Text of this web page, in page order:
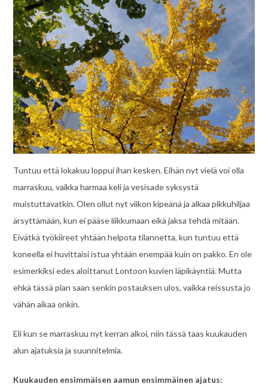
Tuntuu että lokakuu loppui ihan kesken. Eihän nyt vielä voi olla
marraskuu, vaikka harmaa keli ja vesisade syksystä
muistuttavatkin. Olen ollut nyt viikon kipeänä ja alkaa pikkuhiljaa
ärsyttämään, kun ei pääse liikkumaan eikä jaksa tehdä mitään.
Eivätkä työkiireet yhtään helpota tilannetta, kun tuntuu että
koneella ei huvittaisi istua yhtään enempää kuin on pakko. En ole
esimerkiksi edes aloittanut Lontoon kuvien läpikäyntiä. Mutta
ehkä tässä pian saan senkin postauksen ulos, vaikka reissusta jo
vähän aikaa onkin.
Eli kun se marraskuu nyt kerran alkoi, niin tässä taas kuukauden
alun ajatuksia ja suunnitelmia.
Kuukauden ensimmäisen aamun ensimmäinen ajatus: